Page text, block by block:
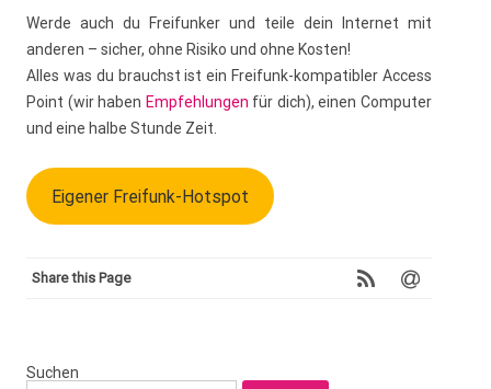
Werde auch du Freifunker und teile dein Internet mit
anderen – sicher, ohne Risiko und ohne Kosten!
Alles was du brauchst ist ein Freifunk-kompatibler Access
Point (wir haben Empfehlungen für dich), einen Computer
und eine halbe Stunde Zeit.
Eigener Freifunk-Hotspot
Share this Page
Suchen